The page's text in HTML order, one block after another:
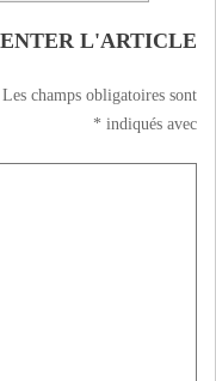
L'ARTICLE
Les champs obligatoires sont
indiqués avec
*